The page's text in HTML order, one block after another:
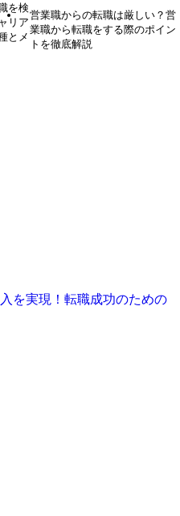
を検
リア
とメ
営業職からの転職は厳しい？営
業職から転職をする際のポイン
トを徹底解説
を実現！転職成功のための